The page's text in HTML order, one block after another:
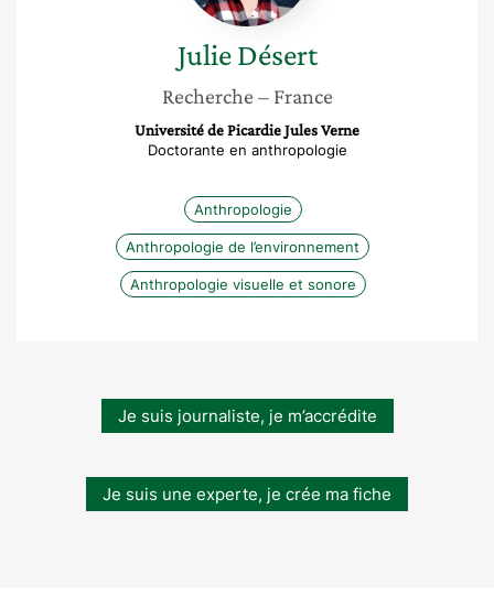
Julie Désert
Recherche – France
Université de Picardie Jules Verne
Doctorante en anthropologie
Anthropologie
Anthropologie de l’environnement
Anthropologie visuelle et sonore
Je suis journaliste, je m’accrédite
Je suis une experte, je crée ma fiche